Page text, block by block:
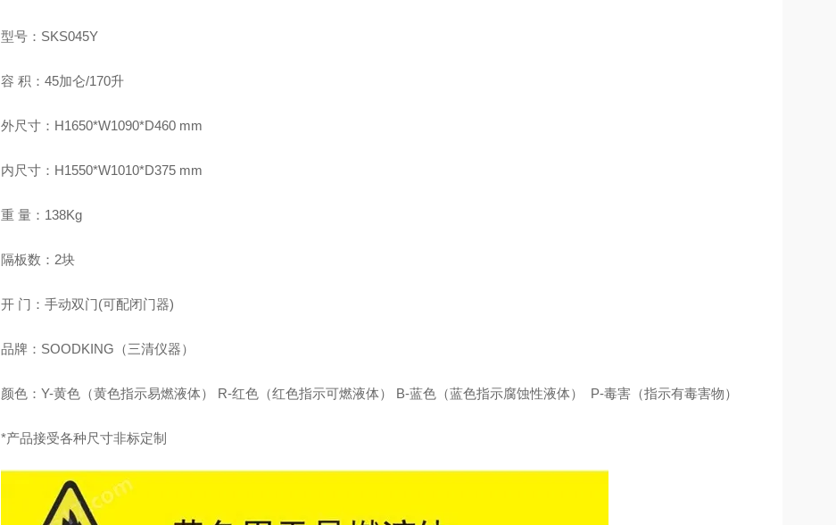
型号：SKS045Y
容 积：45加仑/170升
外尺寸：H1650*W1090*D460 mm
内尺寸：H1550*W1010*D375 mm
重 量：138Kg
隔板数：2块
开 门：手动双门(可配闭门器)
品牌：SOODKING（三清仪器）
颜色：Y-黄色（黄色指示易燃液体） R-红色（红色指示可燃液体） B-蓝色（蓝色指示腐蚀性液体） P-毒害（指示有毒害物）
*产品接受各种尺寸非标定制